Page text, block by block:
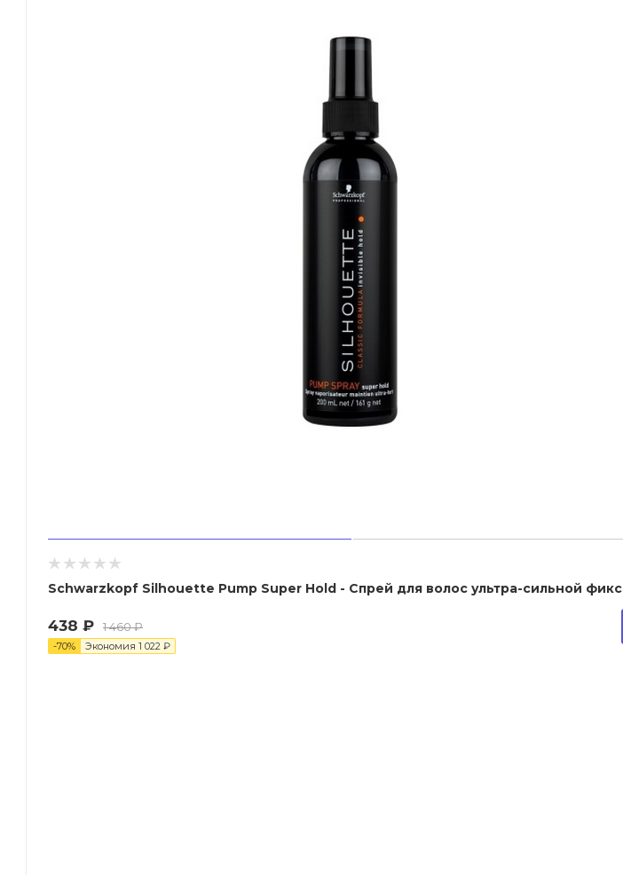
Schwarzkopf Silhouette Pump Super Hold - Спрей для волос ультра-сильной
438 ₽ 1 460₽
-70% Экономия 1 022 ₽